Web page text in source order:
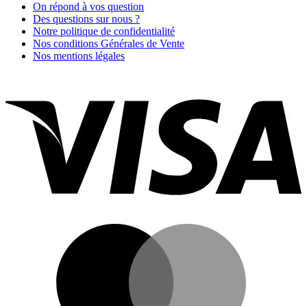
On répond à vos question
Des questions sur nous ?
Notre politique de confidentialité
Nos conditions Générales de Vente
Nos mentions légales